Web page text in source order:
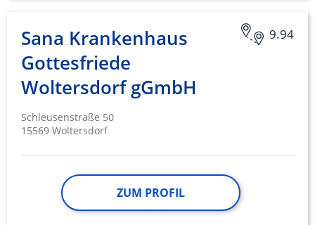
9.94
Sana Krankenhaus
Gottesfriede
Woltersdorf gGmbH
Schleusenstraße 50
15569 Woltersdorf
ZUM PROFIL